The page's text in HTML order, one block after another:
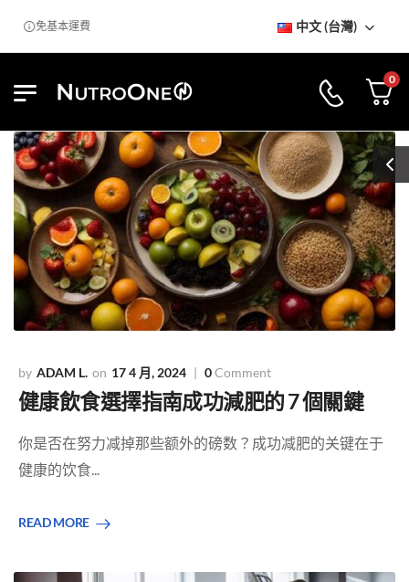
免基本運費 中文 (台灣)
0
ADAM L. 17 4 月, 2024 0Comment
健康飲食選擇指南成功減肥的 7 個關鍵
你是否在努力减掉那些额外的磅数？成功减肥的关键在于
健康的饮食...
READ MORE